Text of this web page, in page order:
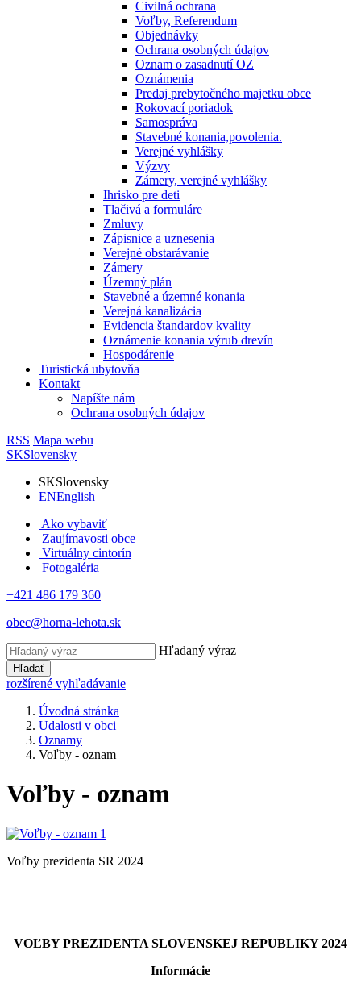
Civilná ochrana
Voľby, Referendum
Objednávky
Ochrana osobných údajov
Oznam o zasadnutí OZ
Oznámenia
Predaj prebytočného majetku obce
Rokovací poriadok
Samospráva
Stavebné konania,povolenia.
Verejné vyhlášky
Výzvy
Zámery, verejné vyhlášky
Ihrisko pre deti
Tlačivá a formuláre
Zmluvy
Zápisnice a uznesenia
Verejné obstarávanie
Zámery
Územný plán
Stavebné a územné konania
Verejná kanalizácia
Evidencia štandardov kvality
Oznámenie konania výrub drevín
Hospodárenie
Turistická ubytovňa
Kontakt
Napíšte nám
Ochrana osobných údajov
RSS Mapa webu
SKSlovensky
SKSlovensky
ENEnglish
Ako vybaviť
Zaujímavosti obce
Virtuálny cintorín
Fotogaléria
+421 486 179 360
obec@horna-lehota.sk
Hľadaný výraz
Hľadať
rozšírené vyhľadávanie
Úvodná stránka
Udalosti v obci
Oznamy
Voľby - oznam
Voľby - oznam
Voľby prezidenta SR 2024
VOĽBY PREZIDENTA SLOVENSKEJ REPUBLIKY 2024
Informácie